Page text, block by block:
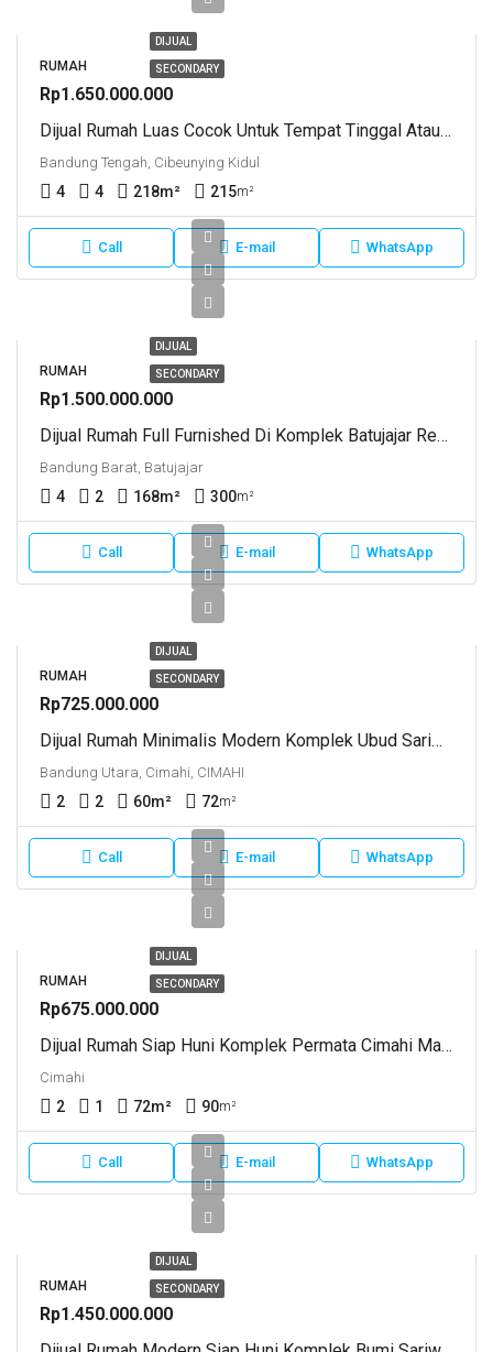
DIJUAL
SECONDARY
RUMAH
Rp1.650.000.000
Dijual Rumah Luas Cocok Untuk Tempat Tinggal Atau Kost Cibeunying Kidul Kota Bandung Dekat Cikutra, Surapati Jln Hasan Mustopa
Bandung Tengah, Cibeunying Kidul
4 4 218m² 215m²
Call E-mail WhatsApp
DIJUAL
SECONDARY
RUMAH
Rp1.500.000.000
Dijual Rumah Full Furnished Di Komplek Batujajar Regency Bandung Barat
Bandung Barat, Batujajar
4 2 168m² 300m²
Call E-mail WhatsApp
DIJUAL
SECONDARY
RUMAH
Rp725.000.000
Dijual Rumah Minimalis Modern Komplek Ubud Sariwangi Dekat Gegerkalong Bandung Barat
Bandung Utara, Cimahi, CIMAHI
2 2 60m² 72m²
Call E-mail WhatsApp
DIJUAL
SECONDARY
RUMAH
Rp675.000.000
Dijual Rumah Siap Huni Komplek Permata Cimahi Masuk Bandung Barat
Cimahi
2 1 72m² 90m²
Call E-mail WhatsApp
DIJUAL
SECONDARY
RUMAH
Rp1.450.000.000